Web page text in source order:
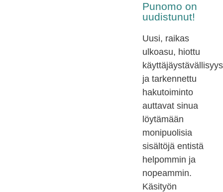
Punomo on
uudistunut!
Uusi, raikas
ulkoasu, hiottu
käyttäjäystävällisyys
ja tarkennettu
hakutoiminto
auttavat sinua
löytämään
monipuolisia
sisältöjä entistä
helpommin ja
nopeammin.
Käsityön